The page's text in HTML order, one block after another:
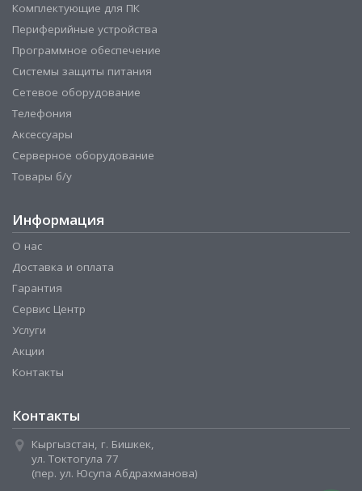
Комплектующие для ПК
Периферийные устройства
Программное обеспечение
Системы защиты питания
Сетевое оборудование
Телефония
Аксессуары
Серверное оборудование
Товары б/у
Информация
О нас
Доставка и оплата
Гарантия
Сервис Центр
Услуги
Акции
Контакты
Контакты
Кыргызстан, г. Бишкек,
ул. Токтогула 77
(пер. ул. Юсупа Абдрахманова)